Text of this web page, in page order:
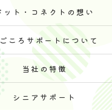
ット・コネクトの想い
ころサポートについて
当社の特徴
シニアサポート